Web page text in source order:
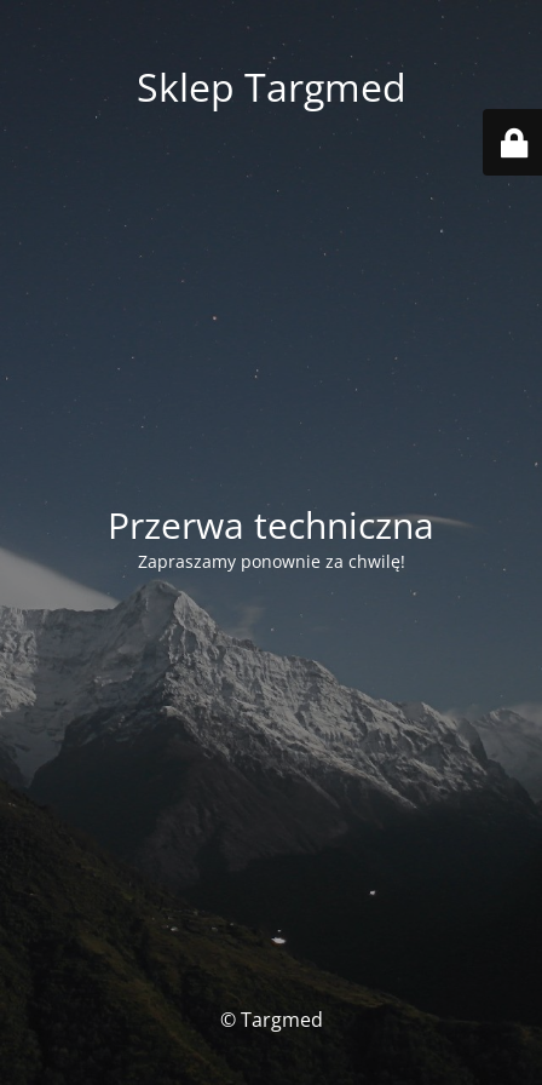
Sklep Targmed
Przerwa techniczna
Zapraszamy ponownie za chwilę!
© Targmed